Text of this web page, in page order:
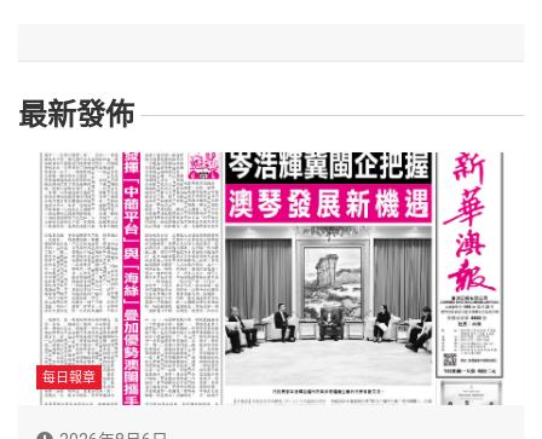
最新發佈
每日報章